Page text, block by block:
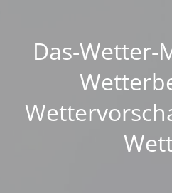
Das-Wetter-